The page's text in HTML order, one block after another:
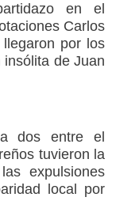
en el
Carlos
por los
de Juan
dos entre el
tuvieron la
expulsiones
local por